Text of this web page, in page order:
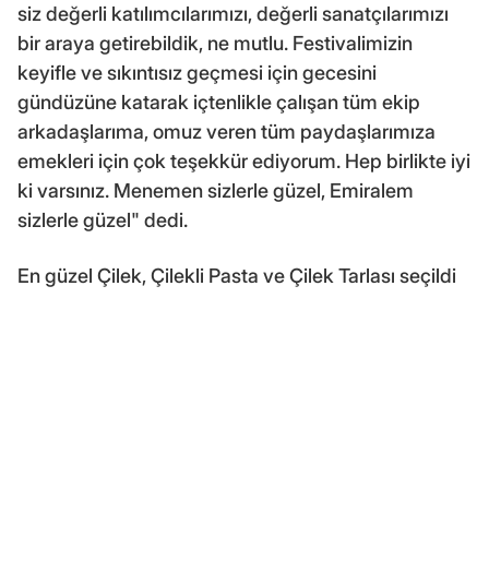
siz değerli katılımcılarımızı, değerli sanatçılarımızı
bir araya getirebildik, ne mutlu. Festivalimizin
keyifle ve sıkıntısız geçmesi için gecesini
gündüzüne katarak içtenlikle çalışan tüm ekip
arkadaşlarıma, omuz veren tüm paydaşlarımıza
emekleri için çok teşekkür ediyorum. Hep birlikte iyi
ki varsınız. Menemen sizlerle güzel, Emiralem
sizlerle güzel" dedi.
En güzel Çilek, Çilekli Pasta ve Çilek Tarlası seçildi